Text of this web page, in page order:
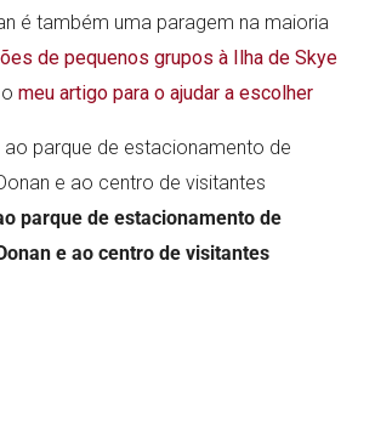
é também uma paragem na maioria
de pequenos grupos à Ilha de Skye
omeu artigo para o ajudar a escolher
parque de estacionamento de
e ao centro de visitantes